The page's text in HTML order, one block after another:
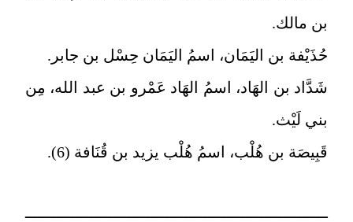
بن مالك.
حُذَيْفة بن اليَمَان، اسمُ اليَمَان حِسْل بن جابر.
شَدَّاد بن الهَاد، اسمُ الهَاد عَمْرو بن عبد الله، مِن
بني لَيْث.
قَبِيصَة بن هُلْب، اسمُ هُلْب يزيد بن قُنَافة (6).
ــــــــــــــــــــــــــــــــــــــــــــــــــــــــــــــــ